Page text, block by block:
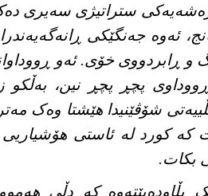
ستراتیژی سەیری
ئەوە جەنگێکی
و ڕابردووی خۆی. ئەو
پچڕ پچڕ نین، بەڵکو
شۆڤێنیدا هێشتا وەک
کە کورد لە ئاستی
بکات.
بڵاودەبێتەوە کە دڵی